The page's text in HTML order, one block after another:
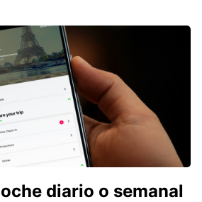
diario o semanal